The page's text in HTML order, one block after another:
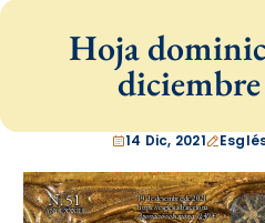
Hoja
14 Dic, 2021